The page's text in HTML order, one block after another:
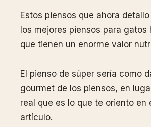
Estos piensos que ahora
los mejores piensos para gatos
que tienen un enorme valor
El pienso de súper sería como
gourmet de los piensos, en
real que es lo que te oriento en
artículo.